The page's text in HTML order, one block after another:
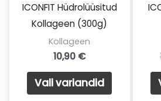
ICONFIT Hüdrolüüsitud
Kollageen (300g)
Kollageen
10,90 €
Vali variandid
Sellel
tootel